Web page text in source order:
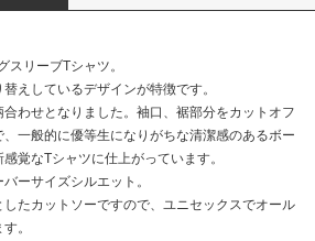
スリーブTシャツ。
えしているデザインが特徴です。
わせとなりました。袖口、裾部分をカットオフ
一般的に優等生になりがちな清潔感のあるボー
覚なTシャツに仕上がっています。
ーサイズシルエット。
たカットソーですので、ユニセックスでオール
。